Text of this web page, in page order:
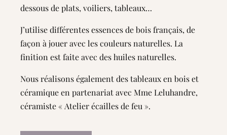
dessous de plats, voiliers, tableaux…
J’utilise différentes essences de bois français, de
façon à jouer avec les couleurs naturelles. La
finition est faite avec des huiles naturelles.
Nous réalisons également des tableaux en bois et
céramique en partenariat avec Mme Leluhandre,
céramiste « Atelier écailles de feu ».